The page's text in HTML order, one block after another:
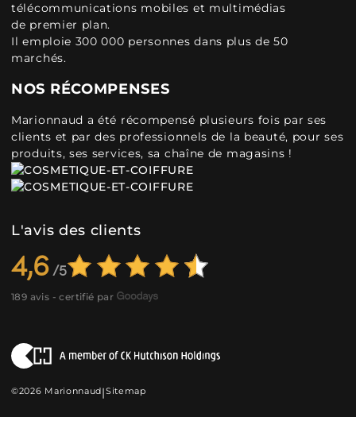
télécommunications mobiles et multimédias
de premier plan.
Il emploie 300 000 personnes dans plus de 50
marchés.
NOS RÉCOMPENSES
Marionnaud a été récompensé plusieurs fois par ses
clients et par des professionnels de la beauté, pour ses
produits, ses services, sa chaîne de magasins !
L'avis des clients
4,6
189 avis - certifié par
©2026 Marionnaud|Sitemap